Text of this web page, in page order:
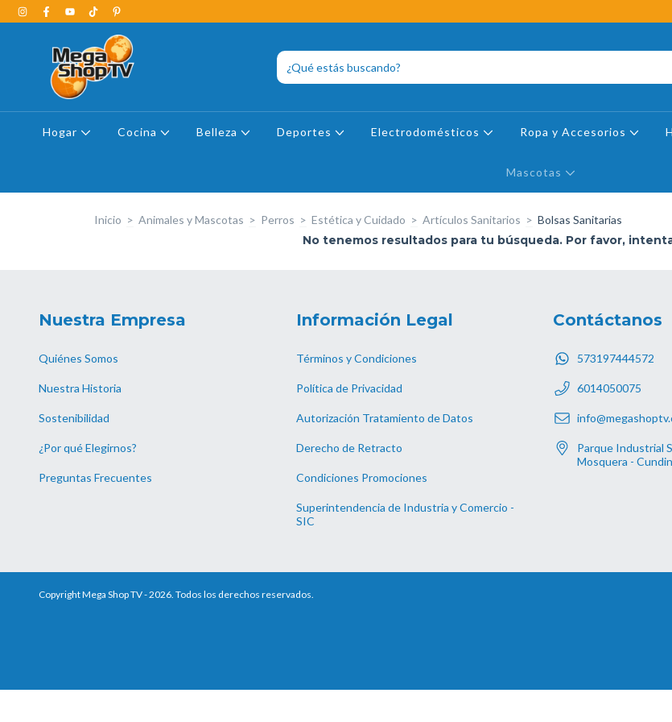
Hogar Cocina Belleza Deportes Electrodomésticos Ropa y Accesorios
Mascotas
Inicio > Animales y Mascotas > Perros > Estética y Cuidado > Artículos Sanitarios > Bolsas Sanitarias
No tenemos resultados para tu búsqueda. Por favor,
Nuestra Empresa
Quiénes Somos
Nuestra Historia
Sostenibilidad
¿Por qué Elegirnos?
Preguntas Frecuentes
Información Legal
Términos y Condiciones
Política de Privacidad
Autorización Tratamiento de Datos
Derecho de Retracto
Condiciones Promociones
Superintendencia de Industria y Comercio -
SIC
Contáctanos
573197444572
6014050075
Parque Industrial
Mosquera -
Copyright Mega Shop TV - 2026. Todos los derechos reservados.